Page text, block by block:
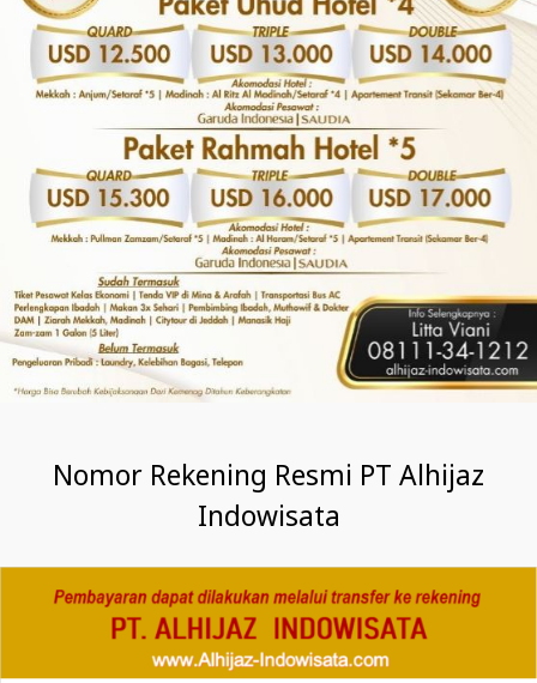
Nomor Rekening Resmi PT Alhijaz
Indowisata